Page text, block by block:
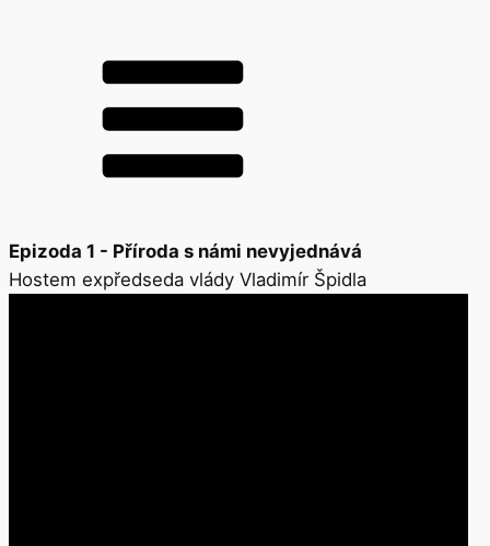
Epizoda 1 - Příroda s námi nevyjednává
Hostem expředseda vlády Vladimír Špidla